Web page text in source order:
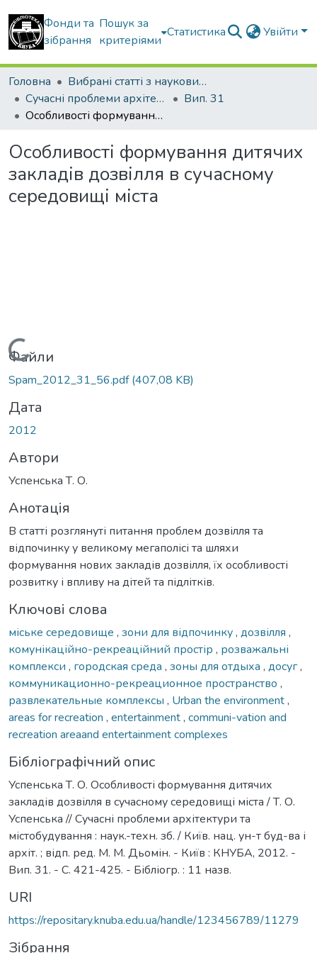
Фонди та
зібрання
Пошук за
критеріями
Статистика Увійти
Головна
Вибрані статті з наукових збірників КНУБА
Сучасні проблеми архітектури та містобудування
Вип. 31
Особливості формування дитячих закладів дозвілля в сучасному середовищі міста
Особливості формування дитячих
закладів дозвілля в сучасному
середовищі міста
Вантажиться...
Файли
Spam_2012_31_56.pdf(407,08 KB)
Дата
2012
Автори
Успенська Т. О.
Анотація
В статті розглянуті питання проблем дозвілля та
відпочинку у великому мегаполісі та шляхи
формування нових закладів дозвілля, їх особливості
розвитку і впливу на дітей та підлітків.
Ключові слова
міське середовище , зони для відпочинку, дозвілля ,
комунікаційно-рекреаційний простір , розважальні
комплекси , городская среда , зоны для отдыха , досуг,
коммуникационно-рекреационное пространство ,
развлекательные комплексы , Urban the environment,
areas for recreation , entertainment, communi-vation and
recreation areaand entertainment complexes
Бібліографічний опис
Успенська Т. О. Особливості формування дитячих
закладів дозвілля в сучасному середовищі міста / Т. О.
Успенська // Сучасні проблеми архітектури та
містобудування : наук.-техн. зб. / Київ. нац. ун-т буд-ва і
архіт. ; відп. ред. М. М. Дьомін. - Київ : КНУБА, 2012. -
Вип. 31. - С. 421-425. - Бібліогр. : 11 назв.
URI
https://repositary.knuba.edu.ua/handle/123456789/11279
Зібрання